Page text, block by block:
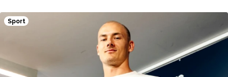
i ambice vybudovat vlastní zázemí - to je olomoucký
hokejbal. O tom, jak vznikal klub od nuly, proč je důležitější
kolektiv než výsledky a co podle nich dnes děti skutečně
motivuje ke sportu, promluvili v rozhovoru pro Report
předseda klubu a trenér mládeže Petr Hanák a trenér
přípravky Tomáš Martinek.
Sport